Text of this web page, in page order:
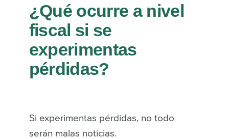
¿Qué ocurre a nivel
fiscal si se
experimentas
pérdidas?
Si experimentas pérdidas, no todo
serán malas noticias.